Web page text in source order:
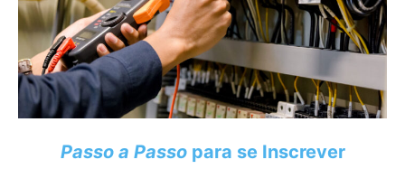
Passo a Passopara se Inscrever